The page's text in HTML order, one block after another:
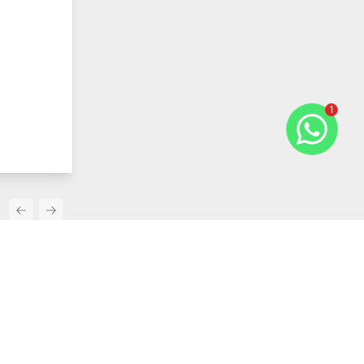
Previous slide
Next slide
1